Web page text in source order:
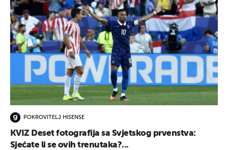
POKROVITELJ HISENSE
KVIZ Deset fotografija sa Svjetskog prvenstva:
Sjećate li se ovih trenutaka?...